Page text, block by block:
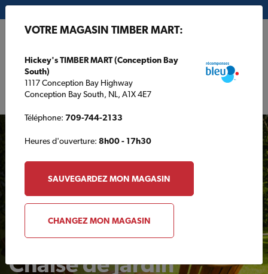
ARRIÈRE-COUR
Chaise de jardin
VOTRE MAGASIN TIMBER MART:
Hickey's TIMBER MART (Conception Bay
South)
1117 Conception Bay Highway
Conception Bay South, NL, A1X 4E7
Téléphone: 709-744-2133
Heures d'ouverture: 8h00 - 17h30
SAUVEGARDEZ MON MAGASIN
CHANGEZ MON MAGASIN